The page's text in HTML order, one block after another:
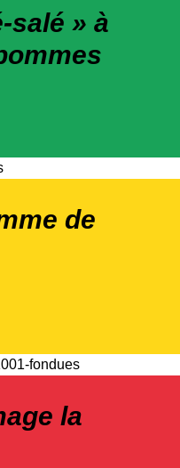
salé » à
de
la